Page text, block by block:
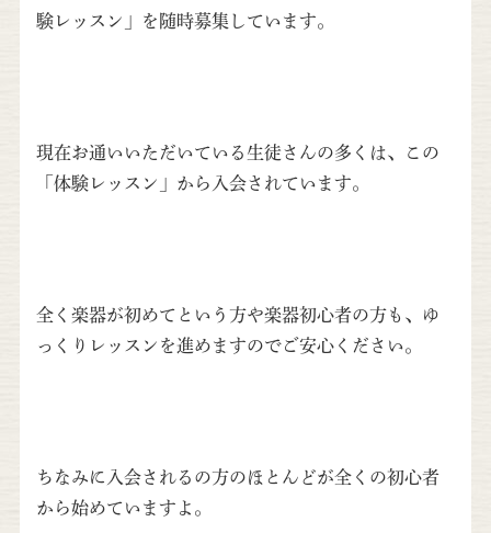
験レッスン」
を随時募集しています。
現在お通いいただいている生徒さんの多くは、この
体験レッスン」から入会されています。
全く楽器が初めてという方や楽器初心者の方も、
ゆ
っくりレッスンを進めますのでご安心ください。
ちなみに入会されるの方のほとんどが全くの初心者
から始めていますよ。